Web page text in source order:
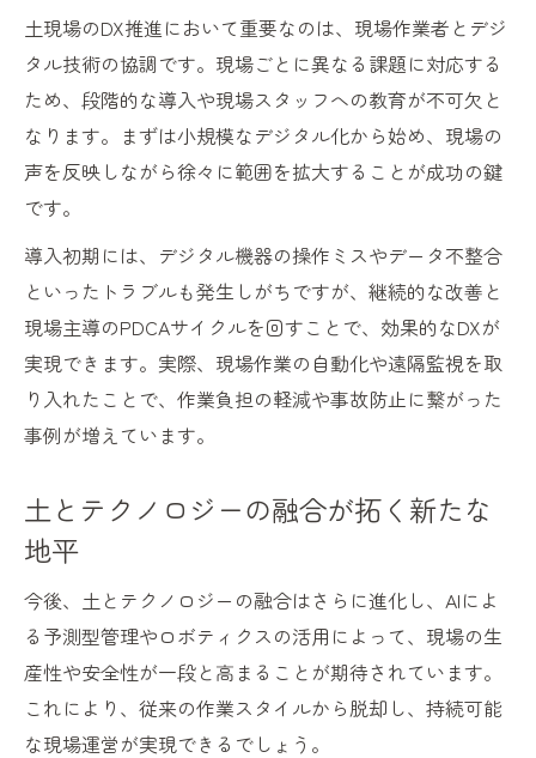
土現場のDX推進において重要なのは、現場作業者とデジ
タル技術の協調です。現場ごとに異なる課題に対応する
ため、段階的な導入や現場スタッフへの教育が不可欠と
なります。まずは小規模なデジタル化から始め、現場の
声を反映しながら徐々に範囲を拡大することが成功の鍵
です。
導入初期には、デジタル機器の操作ミスやデータ不整合
といったトラブルも発生しがちですが、継続的な改善と
現場主導のPDCAサイクルを回すことで、効果的なDXが
実現できます。実際、現場作業の自動化や遠隔監視を取
り入れたことで、作業負担の軽減や事故防止に繋がった
事例が増えています。
土とテクノロジーの融合が拓く新たな
地平
今後、土とテクノロジーの融合はさらに進化し、AIによ
る予測型管理やロボティクスの活用によって、現場の生
産性や安全性が一段と高まることが期待されています。
これにより、従来の作業スタイルから脱却し、持続可能
な現場運営が実現できるでしょう。